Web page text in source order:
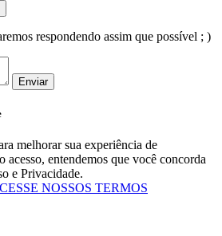
respondendo assim que possível ; )
Enviar
melhorar sua experiência de
acesso, entendemos que você concorda
e Privacidade.
NOSSOS TERMOS